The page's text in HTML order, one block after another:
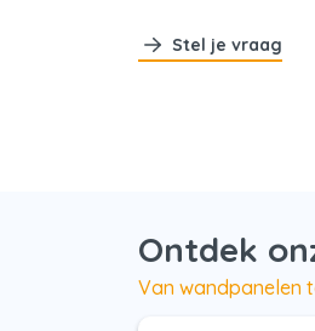
Stel je vraag
Ontdek
Van wandpanelen